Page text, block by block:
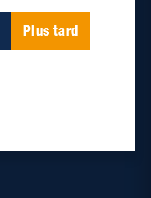
Plus tard